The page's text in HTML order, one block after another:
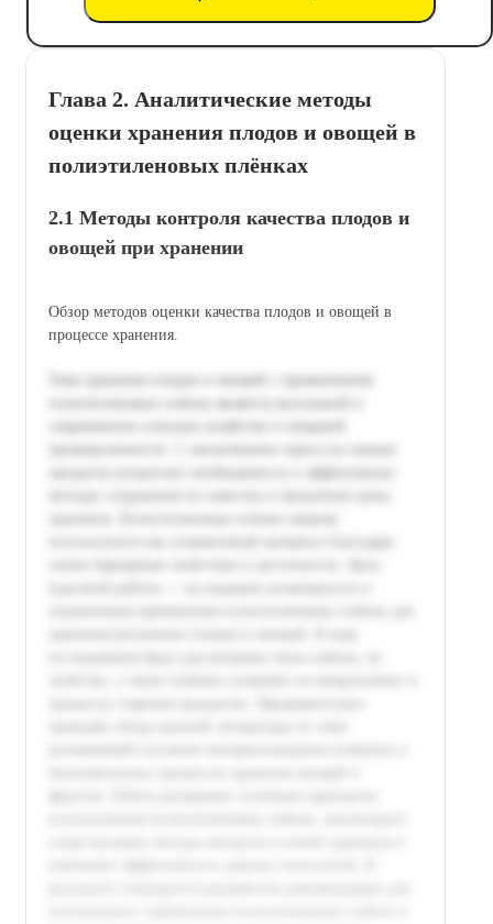
Глава 2. Аналитические методы
оценки хранения плодов и овощей в
полиэтиленовых плёнках
2.1 Методы контроля качества плодов и
овощей при хранении
Обзор методов оценки качества плодов и овощей в
процессе хранения.